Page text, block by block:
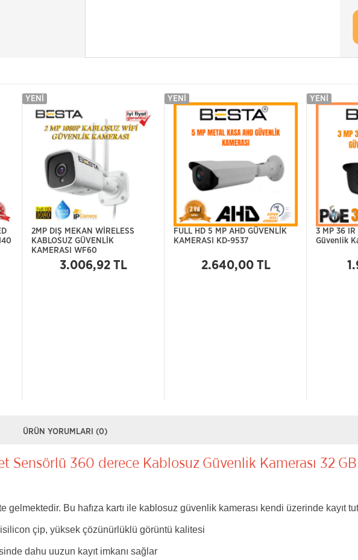
2MP DIŞ MEKAN WİRELESS
KABLOSUZ GÜVENLİK
KAMERASI WF60
3.006,92 TL
YENI
FULL HD 5 MP AHD GÜVENLİK
KAMERASI KD-9537
2.640,00 TL
YENI
3 MP 36 IR
Güvenlik
YENI
ÜRÜN YORUMLARI (0)
Sensörlü 360 derece Kablosuz Güvenlik Kamerası 32
gelmektedir. Bu hafıza kartı ile kablosuz güvenlik kamerası kendi üzerinde kayıt
çip, yüksek çözünürlüklü görüntü kalitesi
dahu uuzun kayıt imkanı sağlar